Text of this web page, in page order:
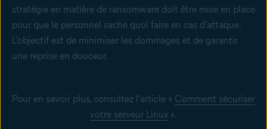
stratégie en matière de ransomware doit être mise en place
pour que le personnel sache quoi faire en cas d'attaque.
L'objectif est de minimiser les dommages et de garantir
une reprise en douceur.
Pour en savoir plus, consultez l'article « Comment sécuriser
votre serveur Linux ».